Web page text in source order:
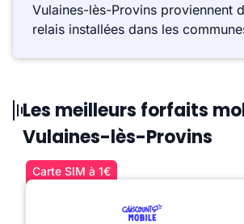
Vulaines-lès-Provins proviennent
relais installées dans les
Les meilleurs forfaits
Vulaines-lès-Provins
Carte SIM à 1€